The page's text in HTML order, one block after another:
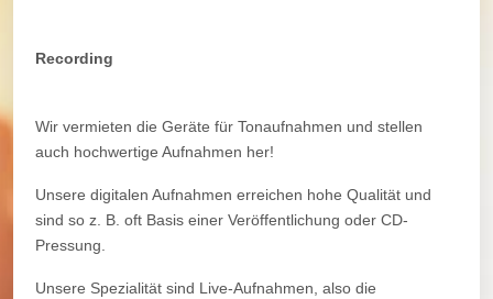
Recording
Wir vermieten die Geräte für Tonaufnahmen und stellen
auch hochwertige Aufnahmen her!
Unsere digitalen Aufnahmen erreichen hohe Qualität und
sind so z. B. oft Basis einer Veröffentlichung oder CD-
Pressung.
Unsere Spezialität sind Live-Aufnahmen, also die